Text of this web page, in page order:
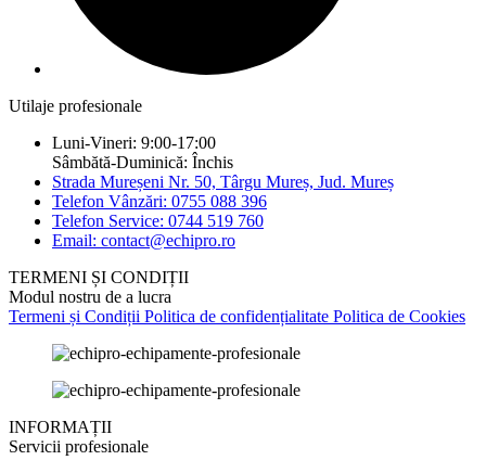
Utilaje profesionale
Luni-Vineri: 9:00-17:00
Sâmbătă-Duminică: Închis
Strada Mureșeni Nr. 50, Târgu Mureș, Jud. Mureș
Telefon Vânzări: 0755 088 396
Telefon Service: 0744 519 760
Email: contact@echipro.ro
TERMENI ȘI CONDIȚII
Modul nostru de a lucra
Termeni și Condiții Politica de confidențialitate Politica de Cookies
INFORMAȚII
Servicii profesionale